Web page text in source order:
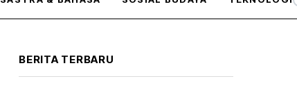
BERITA TERBARU